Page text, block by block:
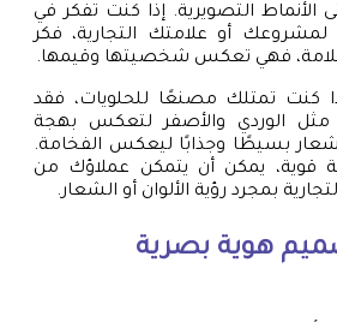
الأنماط التصويرية. إذا كنت تفكر في
أو علامتك التجارية، فكر
فهي تعكس شخصيتها وقيمها.
كنت تمتلك مصنعًا للحلويات، فقد
مثل الوردي والأصفر لتعكس بهجة
بسيطًا وجذابًا ليعكس الفخامة.
قوية، يمكن أن يتمكن عملاؤك من
بمجرد رؤية الألوان أو الشعار.
هوية بصرية